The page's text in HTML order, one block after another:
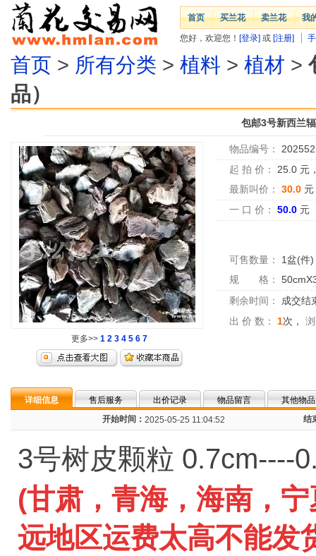
首页 买兰花 卖兰花 我
您好，欢迎您！ [登录] 或 [注册]
首页 > 所有分类 > 植料 > 植材 >
品）
包邮3号新西兰
更多>> 1 2 3 4 5 6 7
物品编号：
起 拍 价：
25.0 元
最新叫价：
30.0 元
一 口 价：
50.0 元
可售数量： 1盆(件)
规 格：
剩余时间：
成交结
出 价 数：
1次，
详细信息 售后服务 出价记录 物品留言
其他物品
开始时间： 2025-05-25 11:04:52 结
3号树皮颗粒 0.7cm----
(甘肃， 青海，海南，
远地区运费太高不能发